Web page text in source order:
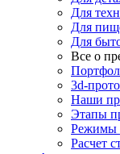
Для
Для
Для
Все о
3d-
Наши
Этапы
Режимы
Расчет